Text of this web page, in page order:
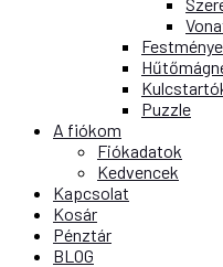
Puzzle
A fiókom
Fiókadatok
Kedvencek
Kapcsolat
Kosár
Pénztár
BLOG